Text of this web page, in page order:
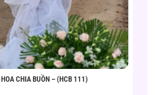
HOA CHIA BUỒN – (HCB 111)